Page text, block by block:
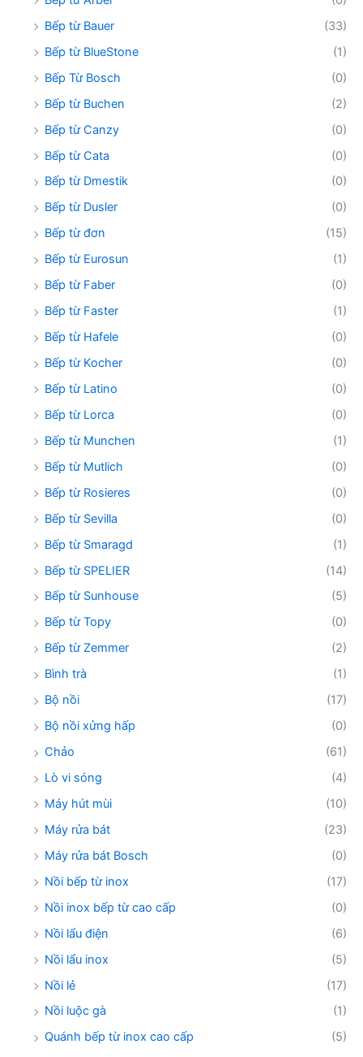
Bếp từ Bauer
(33)
Bếp từ BlueStone
(1)
Bếp Từ Bosch
(0)
Bếp từ Buchen
(2)
Bếp từ Canzy
(0)
Bếp từ Cata
(0)
Bếp từ Dmestik
(0)
Bếp từ Dusler
(0)
Bếp từ đơn
(15)
Bếp từ Eurosun
(1)
Bếp từ Faber
(0)
Bếp từ Faster
(1)
Bếp từ Hafele
(0)
Bếp từ Kocher
(0)
Bếp từ Latino
(0)
Bếp từ Lorca
(0)
Bếp từ Munchen
(1)
Bếp từ Mutlich
(0)
Bếp từ Rosieres
(0)
Bếp từ Sevilla
(0)
Bếp từ Smaragd
(1)
Bếp từ SPELIER
(14)
Bếp từ Sunhouse
(5)
Bếp từ Topy
(0)
Bếp từ Zemmer
(2)
Bình trà
(1)
Bộ nồi
(17)
Bộ nồi xửng hấp
(0)
Chảo
(61)
Lò vi sóng
(4)
Máy hút mùi
(10)
Máy rửa bát
(23)
Máy rửa bát Bosch
(0)
Nồi bếp từ inox
(17)
Nồi inox bếp từ cao cấp
(0)
Nồi lẩu điện
(6)
Nồi lẩu inox
(5)
Nồi lẻ
(17)
Nồi luộc gà
(1)
Quánh bếp từ inox cao cấp
(5)